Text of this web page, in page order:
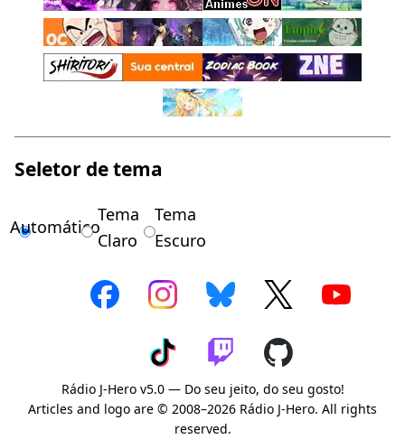
Seletor de tema
Automático
Tema
Claro
Tema
Escuro
Rádio J-Hero v5.0 — Do seu jeito, do seu gosto!
Articles and logo are © 2008–2026 Rádio J-Hero. All rights
reserved.